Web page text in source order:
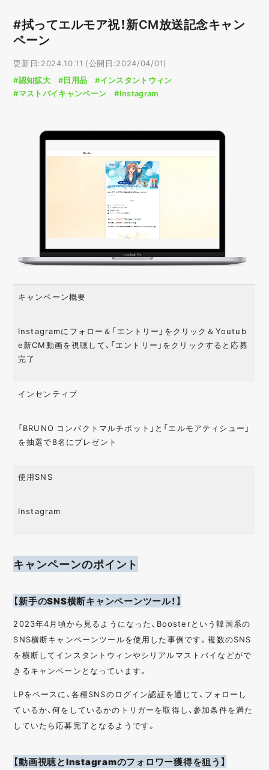
#拭ってエルモア祝！新CM放送記念キャン
ペーン
更新日:2024.10.11 (公開日:2024/04/01)
#認知拡大
#日用品
#インスタントウィン
#マストバイキャンペーン
#Instagram
キャンペーン概要
Instagramにフォロー＆「エントリー」をクリック＆Youtub
e新CM動画を視聴して、「エントリー」をクリックすると応募
完了
インセンティブ
「BRUNO コンパクトマルチポット」と「エルモアティシュー」
を抽選で8名にプレゼント
使用SNS
Instagram
キャンペーンのポイント
【新手のSNS横断キャンペーンツール！】
2023年4月頃から見るようになった、Boosterという韓国系の
SNS横断キャンペーンツールを使用した事例です。複数のSNS
を横断してインスタントウィンやシリアルマストバイなどがで
きるキャンペーンとなっています。
LPをベースに、各種SNSのログイン認証を通じて、フォローし
ているか、何をしているかのトリガーを取得し、参加条件を満た
していたら応募完了となるようです。
【動画視聴とInstagramのフォロワー獲得を狙う】